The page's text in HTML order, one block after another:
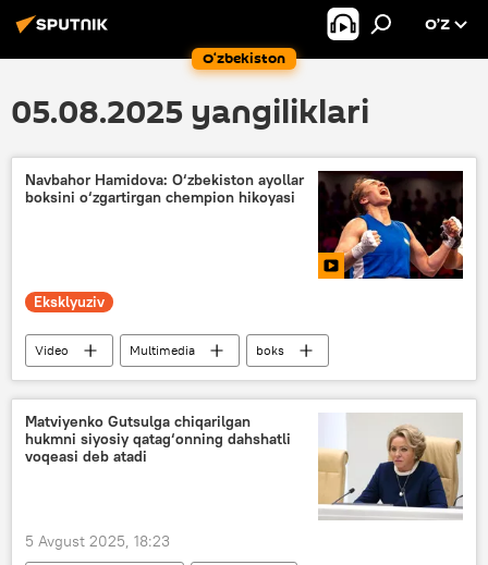
O‘zbekiston
O’Z
05.08.2025 yangiliklari
Navbahor Hamidova: O‘zbekiston ayollar
boksini o‘zgartirgan chempion hikoyasi
Eksklyuziv
Video Multimedia boks
Matviyenko Gutsulga chiqarilgan
hukmni siyosiy qatag‘onning dahshatli
voqeasi deb atadi
5 Avgust 2025, 18:23